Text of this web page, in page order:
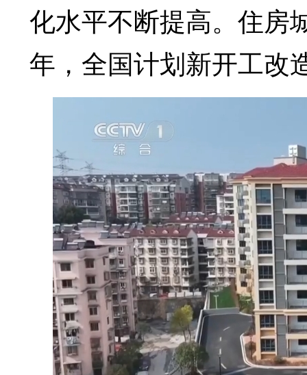
化水平不断提高。住房
年，全国计划新开工改